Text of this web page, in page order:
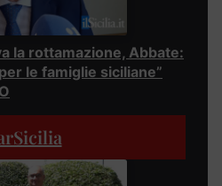
la rottamazione, Abbate:
le famiglie siciliane”